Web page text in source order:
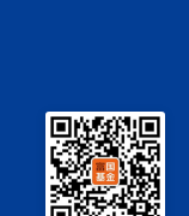
的政府债券，其中
购款等。会导致
回申请，当发生大
定冲击。
基金费用对跟踪偏